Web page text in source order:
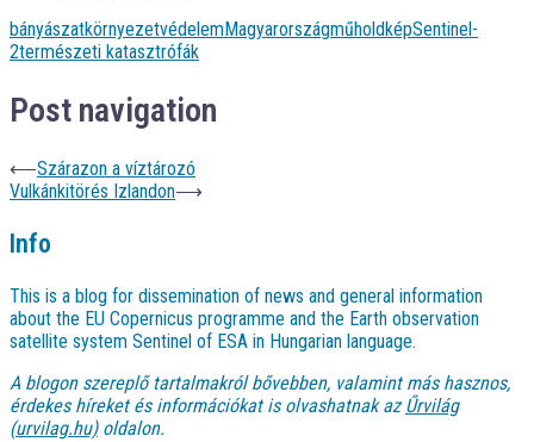
bányászatkörnyezetvédelemMagyarországműholdképSentinel-
2természeti katasztrófák
Post navigation
⟵Szárazon a víztározó
Vulkánkitörés Izlandon⟶
Info
This is a blog for dissemination of news and general information
about the EU Copernicus programme and the Earth observation
satellite system Sentinel of ESA in Hungarian language.
A blogon szereplő tartalmakról bővebben, valamint más hasznos,
érdekes híreket és információkat is olvashatnak azŰrvilág
(urvilag.hu)oldalon.